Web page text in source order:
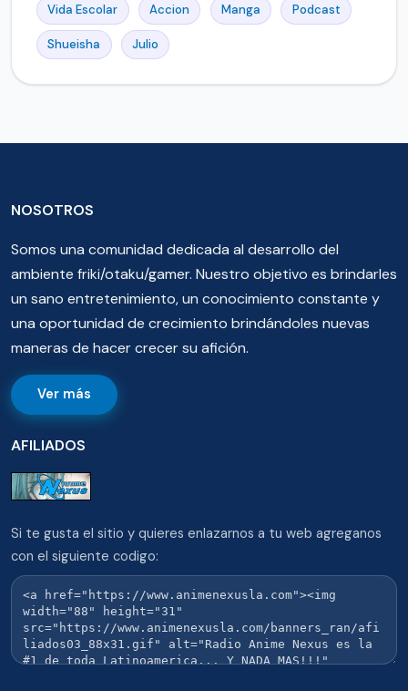
Vida Escolar Accion Manga Podcast
Shueisha Julio
NOSOTROS
Somos una comunidad dedicada al desarrollo del
ambiente friki/otaku/gamer. Nuestro objetivo es brindarles
un sano entretenimiento, un conocimiento constante y
una oportunidad de crecimiento brindándoles nuevas
maneras de hacer crecer su afición.
Ver más
AFILIADOS
Si te gusta el sitio y quieres enlazarnos a tu web agreganos
con el siguiente codigo: